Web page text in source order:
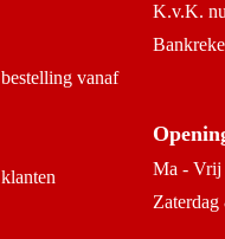
vanaf
K.v.K.
Ma - Vrij
Zaterdag